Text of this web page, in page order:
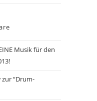
Musik für den
“Drum-